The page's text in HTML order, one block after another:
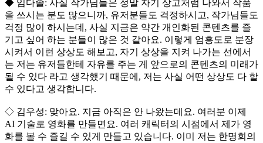
◆ 임다솔: 사실 작가님들은 정말 자기 상고처럼 나와서 작품
을 쓰시는 분도 많으니까, 유저분들도 걱정하시고, 작가님들도
걱정 많이 하시는데, 사실 지금은 약간 개인화된 콘텐츠를 즐
기고 싶어 하는 분들이 많은 것 같아요. 이렇게 엄흥도로 분장
시켜서 이런 상상도 해보고, 자기 상상을 지켜 나가는 선에서
는 저는 유저들한테 자유를 주는 게 앞으로의 콘텐츠의 미래가
될 수 있다 라고 생각했기 때문에, 저는 사실 어떤 상상도 다 할
수 있다고 생각합니다.
◇ 김우성: 맞아요. 지금 아직은 안 나왔는데요. 여러분 이제
AI 기술로 영화를 만들면요. 여러 캐릭터의 시점에서 제가 영
화를 볼 수 즐길 수 있게 만들고 있습니다. 이미 저는 한명회의